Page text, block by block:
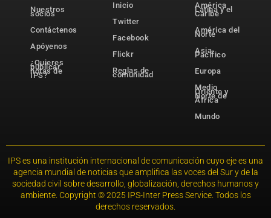
Nuestros
socios
Contáctenos
Apóyenos
¿Quieres
publicar
notas de
IPS?
Inicio
Twitter
Facebook
Flickr
Reglas de
comunidad
América
Latina y el
Caribe
América del
Norte
Asia-
Pacífico
Europa
Medio
Oriente y
Norte de
África
Mundo
IPS es una institución internacional de comunicación cuyo eje es una
agencia mundial de noticias que amplifica las voces del Sur y de la
sociedad civil sobre desarrollo, globalización, derechos humanos y
ambiente. Copyright © 2025 IPS-Inter Press Service. Todos los
derechos reservados.